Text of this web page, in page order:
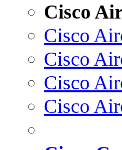
Cisco
Cisco
Cisco
Cisco
Cisco